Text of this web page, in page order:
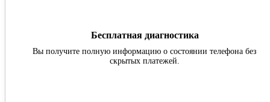
Бесплатная диагностика
Вы получите полную информацию о состоянии телефона без
скрытых платежей.